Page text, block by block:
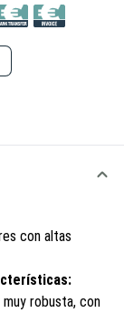
con altas
robusta, con